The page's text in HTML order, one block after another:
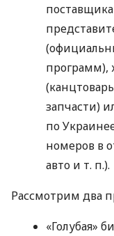
программ),
запчасти)
по
номеров в
авто и т. п.).
Рассмотрим два
«Голубая»